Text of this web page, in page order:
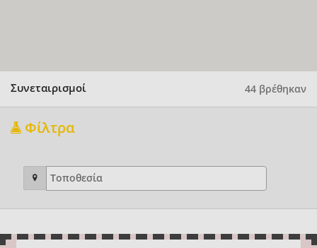
Συνεταιρισμοί 44 βρέθηκαν
Φίλτρα